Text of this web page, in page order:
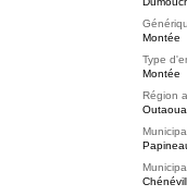
Montée
Type
Montée
Région